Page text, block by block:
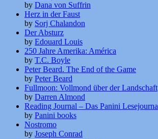
by Dana von Suffrin
Herz in der Faust
by Sorj Chalandon
Der Absturz
by Edouard Louis
250 Jahre Amerika: América
by T.C. Boyle
Peter Beard. The End of the Game
by Peter Beard
Fullmoon: Vollmond über der Landschaft
by Darren Almond
Reading Journal – Das Panini
by Panini books
Nostromo
by Joseph Conrad